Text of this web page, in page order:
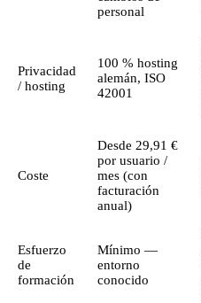
personal
Privacidad
/ hosting
100 % hosting
alemán, ISO
42001
Coste
Desde 29,91 €
por usuario /
mes (con
facturación
anual)
Esfuerzo
de
formación
Mínimo —
entorno
conocido